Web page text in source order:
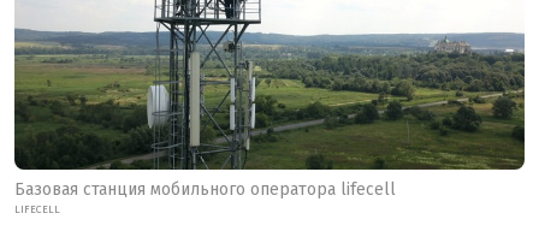
Базовая станция мобильного оператора lifecell
LIFECELL